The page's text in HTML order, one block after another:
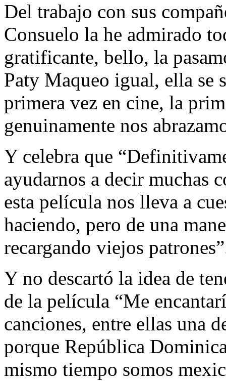
Del trabajo con sus
Consuelo la he admirado
gratificante, bello, la
Paty Maqueo igual, ella se
primera vez en cine, la
genuinamente nos
Y celebra que
ayudarnos a decir muchas
esta película nos lleva a
haciendo, pero de una
recargando viejos
Y no descartó la idea de
de la película “Me
canciones, entre ellas una
porque República
mismo tiempo somos